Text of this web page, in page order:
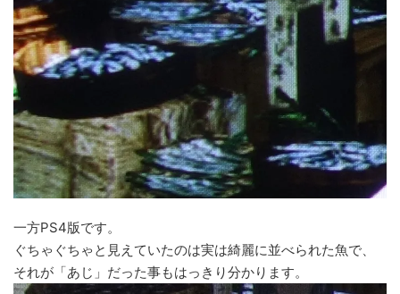
一方PS4版です。
ぐちゃぐちゃと見えていたのは実は綺麗に並べられた魚で、
それが「あじ」だった事もはっきり分かります。